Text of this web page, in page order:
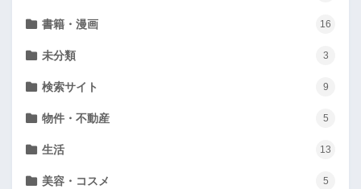
書籍・漫画 16
未分類 3
検索サイト 9
物件・不動産 5
生活 13
美容・コスメ 5